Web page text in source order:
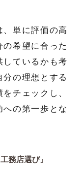
単に評価の高
希望に合った
ているかも考
の理想とする
チェックし、
の第一歩とな
務店選び』